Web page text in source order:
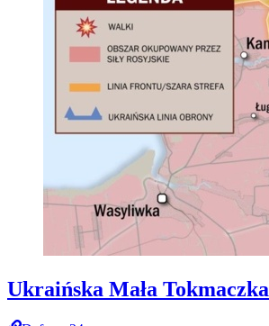
Ukraińska Mała